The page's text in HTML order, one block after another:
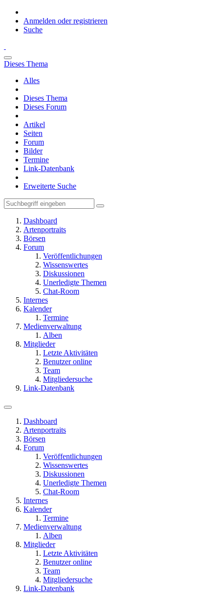
Anmelden oder registrieren
Suche
Dieses Thema
Alles
Dieses Thema
Dieses Forum
Artikel
Seiten
Forum
Bilder
Termine
Link-Datenbank
Erweiterte Suche
Dashboard
Artenportraits
Börsen
Forum
Veröffentlichungen
Wissenswertes
Diskussionen
Unerledigte Themen
Chat-Room
Internes
Kalender
Termine
Medienverwaltung
Alben
Mitglieder
Letzte Aktivitäten
Benutzer online
Team
Mitgliedersuche
Link-Datenbank
Dashboard
Artenportraits
Börsen
Forum
Veröffentlichungen
Wissenswertes
Diskussionen
Unerledigte Themen
Chat-Room
Internes
Kalender
Termine
Medienverwaltung
Alben
Mitglieder
Letzte Aktivitäten
Benutzer online
Team
Mitgliedersuche
Link-Datenbank